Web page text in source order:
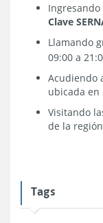
Ingresando
Clave
Llamando
09:00 a
Acudiendo
ubicada en
Visitando
de la
Tags